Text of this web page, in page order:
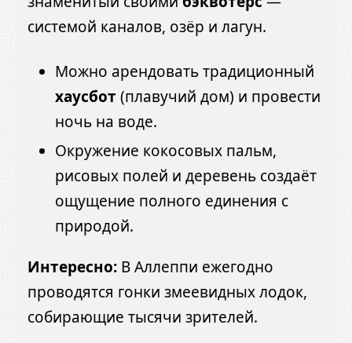
системой каналов, озёр и лагун.
Можно арендовать традиционный
хаусбот (плавучий дом) и провести
ночь на воде.
Окружение кокосовых пальм,
рисовых полей и деревень создаёт
ощущение полного единения с
природой.
Интересно: В Аллеппи ежегодно
проводятся гонки змеевидных лодок,
собирающие тысячи зрителей.